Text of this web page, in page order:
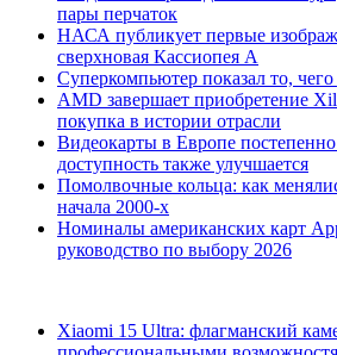
пары перчаток
НАСА публикует первые
сверхновая Кассиопея А
Суперкомпьютер показал то,
AMD завершает приобретение
покупка в истории отрасли
Видеокарты в Европе
доступность также улучшается
Помолвочные кольца: как
начала 2000-х
Номиналы американских карт
руководство по выбору 2026
Xiaomi 15 Ultra: флагманский